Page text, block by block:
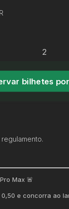
bilhetes por
Max 🚨
e concorra ao